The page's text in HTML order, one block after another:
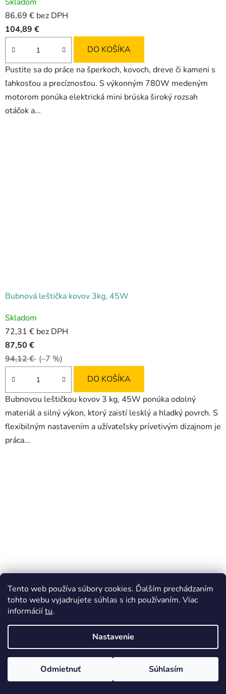
Tento web používa súbory cookies. Ďalším prechádzaním
tohto webu vyjadrujete súhlas s ich používaním. Viac
informáciítu.
Nastavenie
Odmietnuť Súhlasím
86,69 € bez DPH
104,89 €
DO KOŠÍKA
Pustite sa do práce na šperkoch, kovoch, dreve či kameni s
ľahkosťou a precíznosťou. S výkonným 780W medeným
motorom ponúka elektrická mini brúska široký rozsah
otáčok a...
Bubnová leštička kovov 3kg, 45W
hodnotenie
produktu
je
4,7
5
hviezdičiek.
Skladom
72,31 € bez DPH
87,50 €
94,12 € (–7 %)
DO KOŠÍKA
Bubnovou leštičkou kovov 3 kg, 45W ponúka odolný
materiál a silný výkon, ktorý zaistí lesklý a hladký povrch. S
flexibilným nastavením a užívateľsky prívetivým dizajnom je
práca...
Magnetická leštička kovov a šperkov, kapacita 800g, 2000
Priemerné
hodnotenie
produktu
Skladom
225,78 € bez DPH